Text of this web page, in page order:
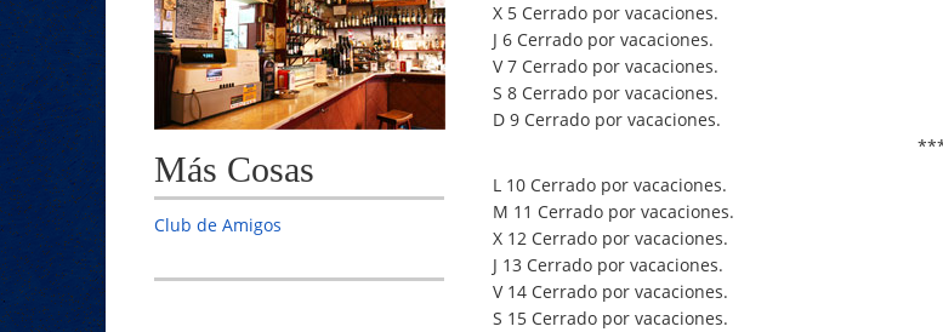
Más Cosas
Club de Amigos
X 5 Cerrado por vacaciones.
J 6 Cerrado por vacaciones.
V 7 Cerrado por vacaciones.
S 8 Cerrado por vacaciones.
D 9 Cerrado por vacaciones.
L 10 Cerrado por vacaciones.
M 11 Cerrado por vacaciones.
X 12 Cerrado por vacaciones.
J 13 Cerrado por vacaciones.
V 14 Cerrado por vacaciones.
S 15 Cerrado por vacaciones.